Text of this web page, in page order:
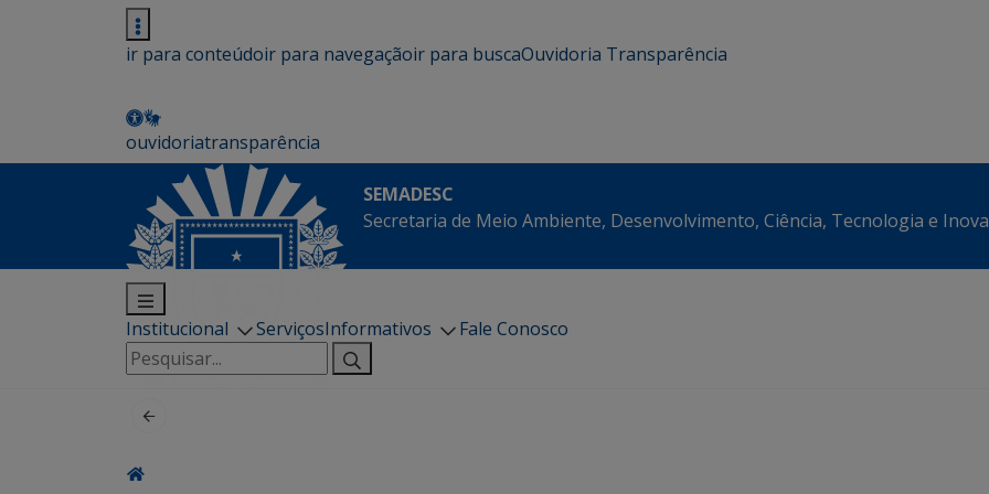
ir para conteúdoir para navegaçãoir para buscaOuvidoria Transparência
ouvidoriatransparência
SEMADESC
Secretaria de Meio Ambiente, Desenvolvimento, Ciência, Tecnologia e
Institucional ServiçosInformativos
Fale Conosco
Pesquisar
por: